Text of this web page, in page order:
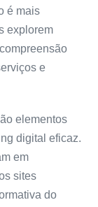
é mais
explorem
e
elementos
digital eficaz.
em
sites
do